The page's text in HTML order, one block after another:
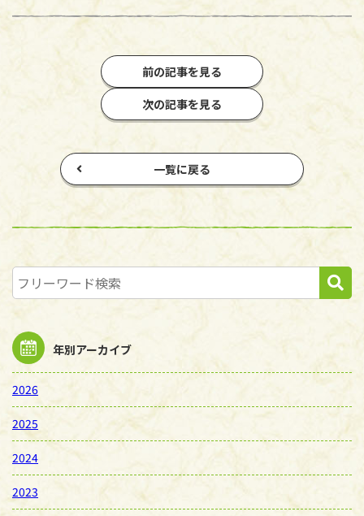
前の記事を見る
次の記事を見る
一覧に戻る
年別アーカイブ
2026
2025
2024
2023